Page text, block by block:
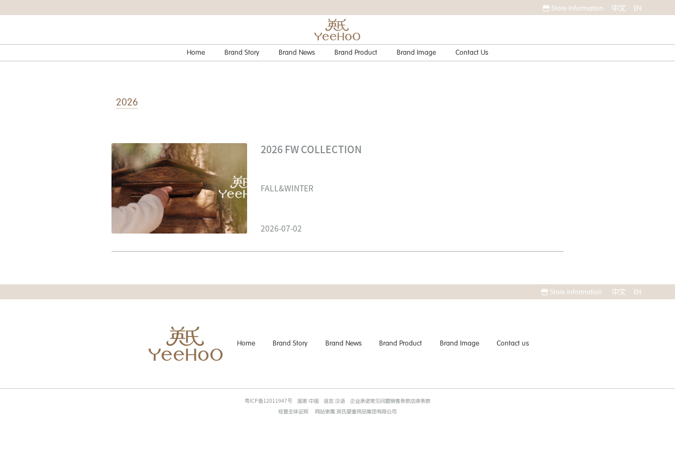
Store information 中文 EN
Home Brand Story Brand News Brand Product Brand Image Contact Us
2026
2026 FW COLLECTION
FALL&WINTER
2026-07-02
Store information 中文 EN
Home Brand Story Brand News Brand Product Brand Image Contact us
粤ICP备12011947号 国家:中国 语言:汉语
企业承诺常见问题销售条款法律条款
经营主体证照
网站隶属:英氏婴童用品集团有限公司